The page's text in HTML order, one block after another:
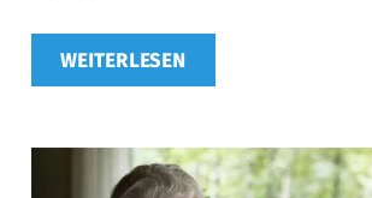
WEITERLESEN